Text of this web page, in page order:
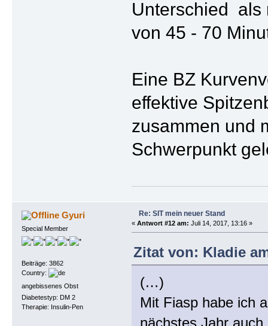
Unterschied als
von 45 - 70
Eine BZ
effektive
zusammen und
Schwerpunkt
Gyuri
Special Member
Beiträge: 3862
Country:
angebissenes Obst
Diabetestyp: DM 2
Therapie: Insulin-Pen
Re: SIT mein neuer Stand
« Antwort #12 am: Juli 14, 2017, 13:16 »
Zitat von: Kladie
(…)
Mit Fiasp habe ich
nächstes Jahr